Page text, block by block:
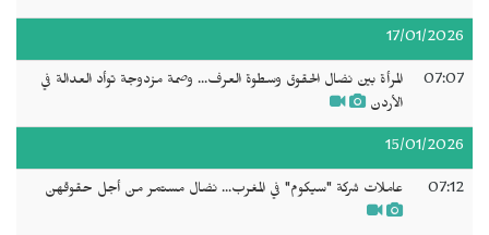
17/01/2026
07:07
المرأة بين نضال الحقوق وسطوة العرف... وصمة مزدوجة توأد العدالة في
الأردن
15/01/2026
07:12 عاملات شركة "سيكوم" في المغرب... نضال مستمر من أجل حقوقهن